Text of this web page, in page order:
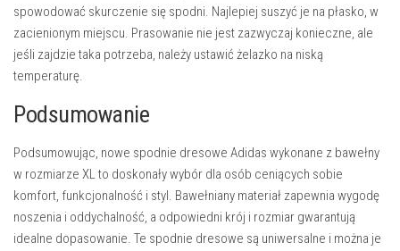
spowodować skurczenie się spodni. Najlepiej suszyć je na płasko, w
zacienionym miejscu. Prasowanie nie jest zazwyczaj konieczne, ale
jeśli zajdzie taka potrzeba, należy ustawić żelazko na niską
temperaturę.
Podsumowanie
Podsumowując, nowe spodnie dresowe Adidas wykonane z bawełny
w rozmiarze XL to doskonały wybór dla osób ceniących sobie
komfort, funkcjonalność i styl. Bawełniany materiał zapewnia wygodę
noszenia i oddychalność, a odpowiedni krój i rozmiar gwarantują
idealne dopasowanie. Te spodnie dresowe są uniwersalne i można je